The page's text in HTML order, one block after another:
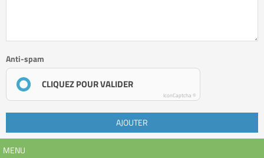
Anti-spam
CLIQUEZ POUR VALIDER
IconCaptcha ©
AJOUTER
MENU